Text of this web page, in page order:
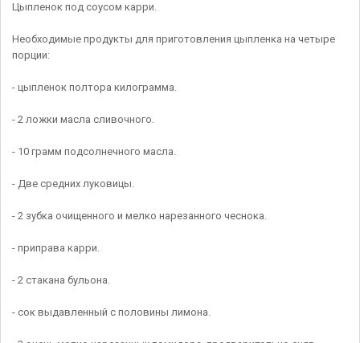
Цыпленок под соусом карри.
Необходимые продукты для приготовления цыпленка на четыре
порции:
- цыпленок полтора килограмма.
- 2 ложки масла сливочного.
- 10 грамм подсолнечного масла.
- Две средних луковицы.
- 2 зубка очищенного и мелко нарезанного чеснока.
- приправа карри.
- 2 стакана бульона.
- сок выдавленный с половины лимона.